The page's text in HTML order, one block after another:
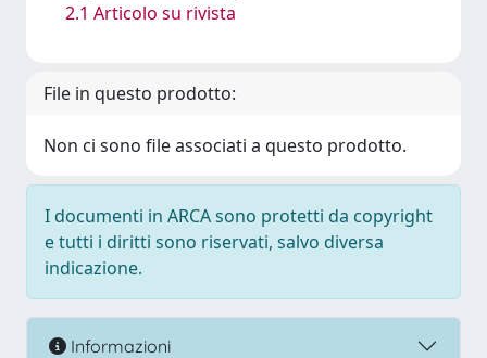
2.1 Articolo su rivista
File in questo prodotto:
Non ci sono file associati a questo prodotto.
I documenti in ARCA sono protetti da copyright
e tutti i diritti sono riservati, salvo diversa
indicazione.
Informazioni